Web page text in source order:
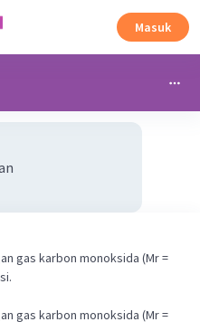
Masuk
gas karbon monoksida (Mr =
gas karbon monoksida (Mr =